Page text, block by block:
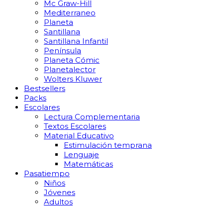
Mc Graw-Hill
Mediterraneo
Planeta
Santillana
Santillana Infantil
Península
Planeta Cómic
Planetalector
Wolters Kluwer
Bestsellers
Packs
Escolares
Lectura Complementaria
Textos Escolares
Material Educativo
Estimulación temprana
Lenguaje
Matemáticas
Pasatiempo
Niños
Jóvenes
Adultos